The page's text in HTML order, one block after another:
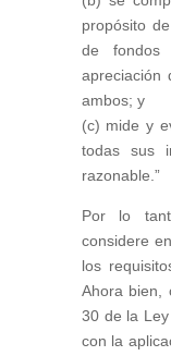
propósito
de fondos
apreciación
ambos; y
(c) mide y
todas sus
razonable.”
Por lo
considere
los
Ahora bien,
30 de la
con la